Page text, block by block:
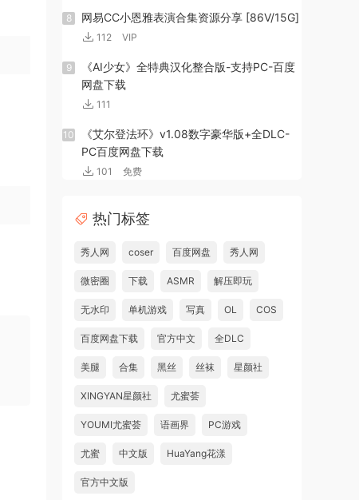
8 网易CC小恩雅表演合集资源分享 [86V/15G]
112 VIP
9
《AI少女》全特典汉化整合版-支持PC-百度
网盘下载
111
10
《艾尔登法环》v1.08数字豪华版+全DLC-
PC百度网盘下载
101 免费
热门标签
秀人网 coser 百度网盘 秀人网
微密圈 下载 ASMR 解压即玩
无水印 单机游戏 写真 OL COS
百度网盘下载 官方中文 全DLC
美腿 合集 黑丝 丝袜 星颜社
XINGYAN星颜社 尤蜜荟
YOUMI尤蜜荟 语画界 PC游戏
尤蜜 中文版 HuaYang花漾
官方中文版